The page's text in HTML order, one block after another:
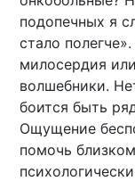
подопечных я
стало
милосердия
волшебники.
боится быть
Ощущение
помочь